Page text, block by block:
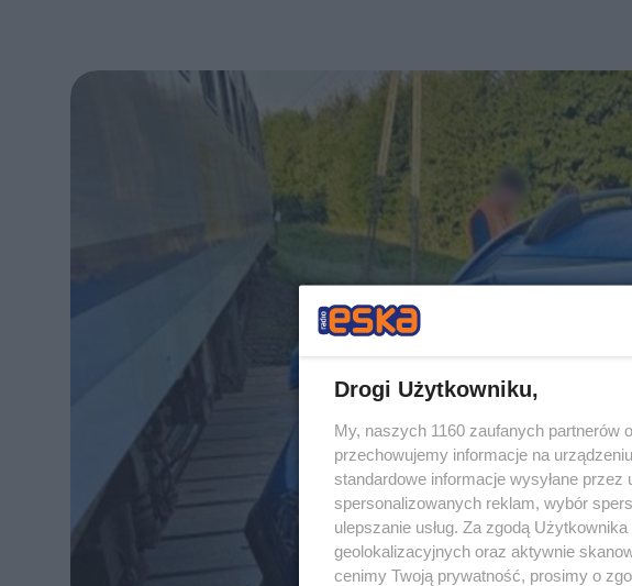
Drogi Użytkowniku,
My, naszych 1160 zaufanych partnerów
przechowujemy informacje na
standardowe informacje wysyłane
spersonalizowanych reklam, wybór
ulepszanie usług. Za zgodą
geolokalizacyjnych oraz aktywnie
cenimy Twoją prywatność, prosimy o